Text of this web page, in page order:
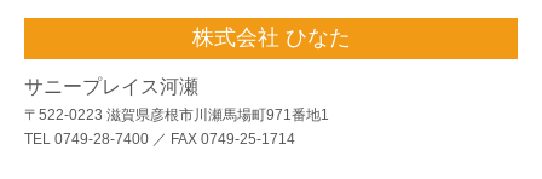
株式会社 ひなた
サニープレイス河瀬
〒522-0223 滋賀県彦根市川瀬馬場町971番地1
TEL 0749-28-7400 ／ FAX 0749-25-1714